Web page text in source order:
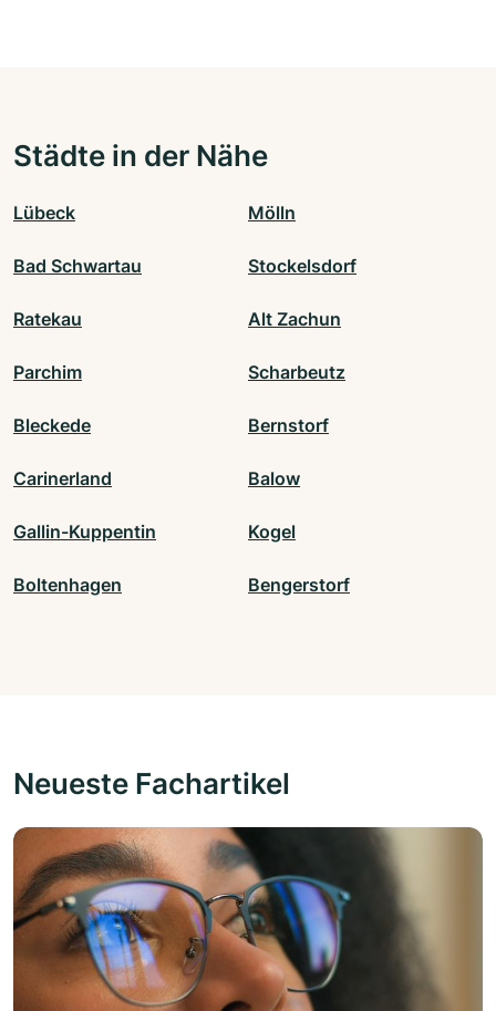
Städte in der Nähe
Lübeck Mölln
Bad Schwartau Stockelsdorf
Ratekau Alt Zachun
Parchim Scharbeutz
Bleckede Bernstorf
Carinerland Balow
Gallin-Kuppentin Kogel
Boltenhagen Bengerstorf
Neueste Fachartikel